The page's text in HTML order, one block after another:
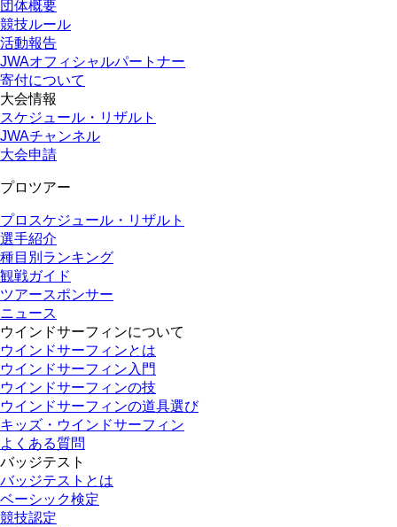
団体概要
競技ルール
活動報告
JWAオフィシャルパートナー
寄付について
大会情報
スケジュール・リザルト
JWAチャンネル
大会申請
プロツアー
プロスケジュール・リザルト
選手紹介
種目別ランキング
観戦ガイド
ツアースポンサー
ニュース
ウインドサーフィンについて
ウインドサーフィンとは
ウインドサーフィン入門
ウインドサーフィンの技
ウインドサーフィンの道具選び
キッズ・ウインドサーフィン
よくある質問
バッジテスト
バッジテストとは
ベーシック検定
競技認定